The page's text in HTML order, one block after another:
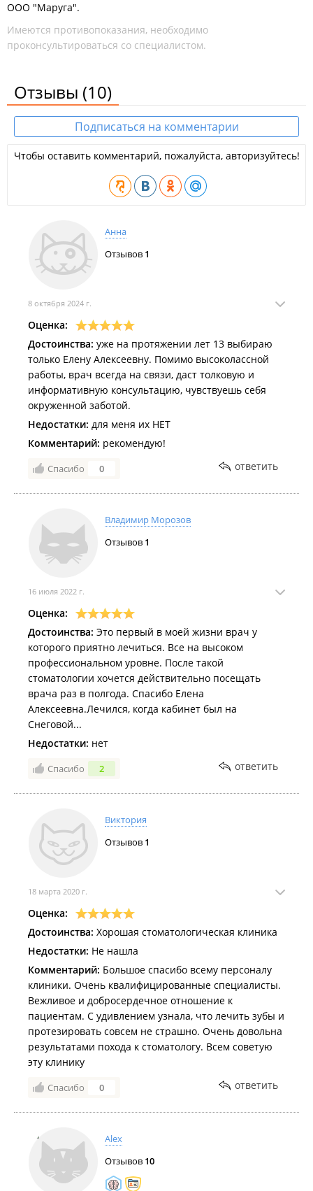
ООО "Маруга".
Имеются противопоказания, необходимо
проконсультироваться со специалистом.
Отзывы (10)
Подписаться на комментарии
Чтобы оставить комментарий, пожалуйста, авторизуйтесь!
Анна
Отзывов 1
8 октября 2024 г.
Оценка:
Достоинства: уже на протяжении лет 13 выбираю
только Елену Алексеевну. Помимо высоколассной
работы, врач всегда на связи, даст толковую и
информативную консультацию, чувствуешь себя
окруженной заботой.
Недостатки: для меня их НЕТ
Комментарий: рекомендую!
Спасибо 0 ответить
Владимир Морозов
Отзывов 1
16 июля 2022 г.
Оценка:
Достоинства: Это первый в моей жизни врач у
которого приятно лечиться. Все на высоком
профессиональном уровне. После такой
стоматологии хочется действительно посещать
врача раз в полгода. Спасибо Елена
Алексеевна.Лечился, когда кабинет был на
Снеговой...
Недостатки: нет
Спасибо 2 ответить
Виктория
Отзывов 1
18 марта 2020 г.
Оценка:
Достоинства: Хорошая стоматологическая клиника
Недостатки: Не нашла
Комментарий: Большое спасибо всему персоналу
клиники. Очень квалифицированные специалисты.
Вежливое и добросердечное отношение к
пациентам. С удивлением узнала, что лечить зубы и
протезировать совсем не страшно. Очень довольна
результатами похода к стоматологу. Всем советую
эту клинику
Спасибо 0 ответить
Alex
Отзывов 10